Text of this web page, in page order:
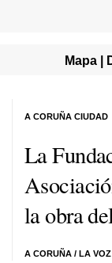
Mapa |
La
la obra
A CORUÑA / LA VOZ
A CORUÑA CIUDAD